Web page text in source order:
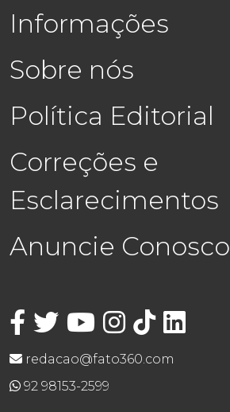
Informações
Sobre nós
Política Editorial
Correções e
Esclarecimentos
Anuncie Conosco
redacao@fato360.com
92 98153-2599